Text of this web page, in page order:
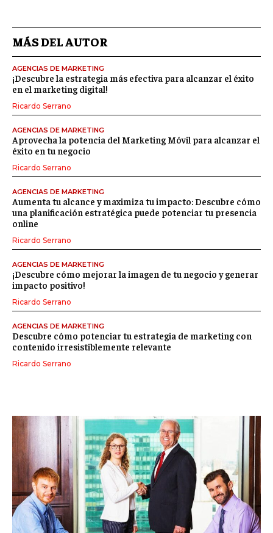
MÁS DEL AUTOR
AGENCIAS DE MARKETING
¡Descubre la estrategia más efectiva para alcanzar el éxito
en el marketing digital!
Ricardo Serrano
AGENCIAS DE MARKETING
Aprovecha la potencia del Marketing Móvil para alcanzar el
éxito en tu negocio
Ricardo Serrano
AGENCIAS DE MARKETING
Aumenta tu alcance y maximiza tu impacto: Descubre cómo
una planificación estratégica puede potenciar tu presencia
online
Ricardo Serrano
AGENCIAS DE MARKETING
¡Descubre cómo mejorar la imagen de tu negocio y generar
impacto positivo!
Ricardo Serrano
AGENCIAS DE MARKETING
Descubre cómo potenciar tu estrategia de marketing con
contenido irresistiblemente relevante
Ricardo Serrano